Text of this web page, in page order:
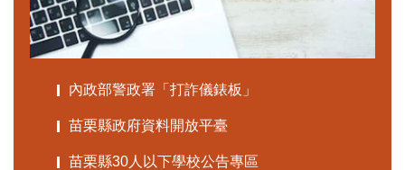
內政部警政署「打詐儀錶板」
苗栗縣政府資料開放平臺
苗栗縣30人以下學校公告專區